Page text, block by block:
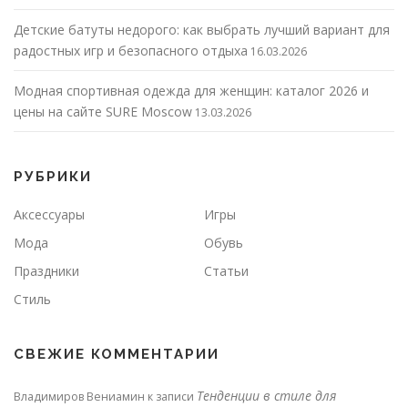
Детские батуты недорого: как выбрать лучший вариант для
радостных игр и безопасного отдыха 16.03.2026
Модная спортивная одежда для женщин: каталог 2026 и
цены на сайте SURE Moscow 13.03.2026
РУБРИКИ
Аксессуары
Игры
Мода
Обувь
Праздники
Статьи
Стиль
СВЕЖИЕ КОММЕНТАРИИ
Владимиров Вениамин к записи Тенденции в стиле для